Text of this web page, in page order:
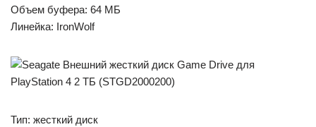
Объем буфера: 64 МБ
Линейка: IronWolf
Тип: жесткий диск